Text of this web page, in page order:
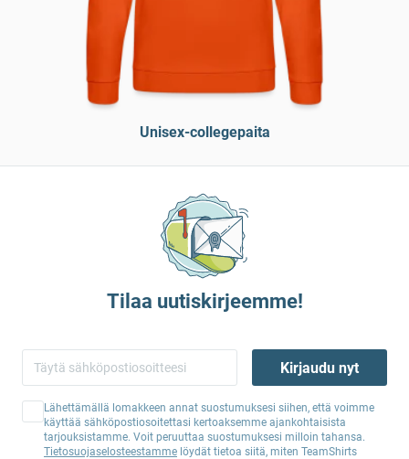
Unisex-collegepaita
Tilaa uutiskirjeemme!
Kirjaudu nyt
Lähettämällä lomakkeen annat suostumuksesi siihen, että voimme
käyttää sähköpostiosoitettasi kertoaksemme ajankohtaisista
tarjouksistamme. Voit peruuttaa suostumuksesi milloin tahansa.
Tietosuojaselosteestamme löydät tietoa siitä, miten TeamShirts